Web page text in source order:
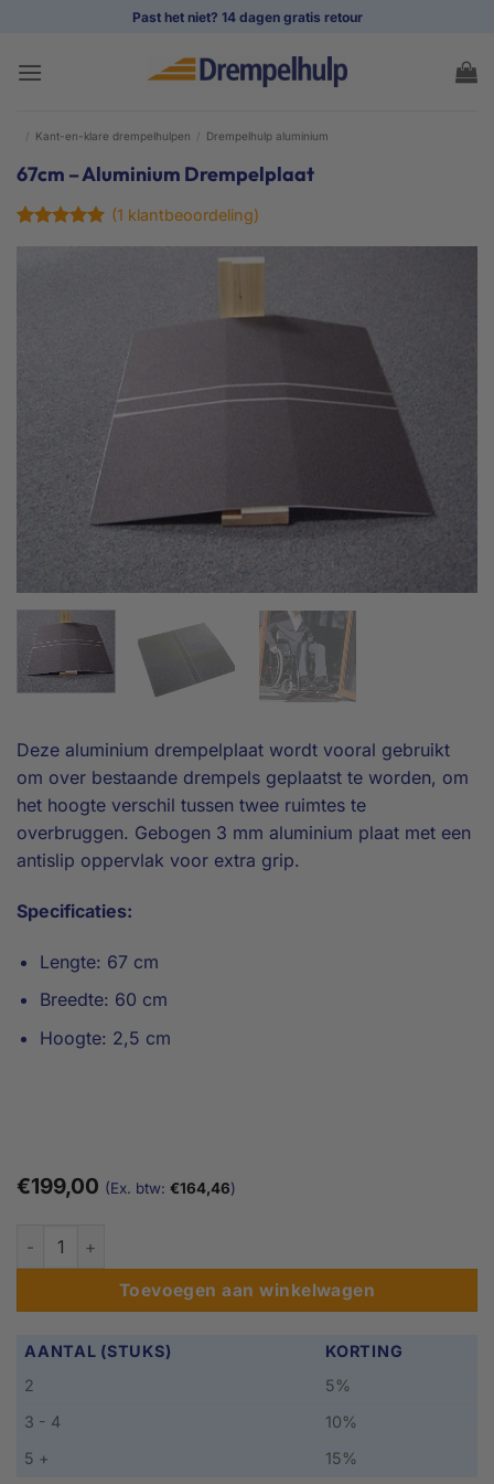
inhoud
Past het niet? 14 dagen gratis retour
/ Kant-en-klare drempelhulpen / Drempelhulp aluminium
67cm – Aluminium Drempelplaat
(1 klantbeoordeling)
Deze aluminium drempelplaat wordt vooral gebruikt
om over bestaande drempels geplaatst te worden, om
het hoogte verschil tussen twee ruimtes te
overbruggen. Gebogen 3 mm aluminium plaat met een
antislip oppervlak voor extra grip.
Specificaties:
Lengte: 67 cm
Breedte: 60 cm
Hoogte: 2,5 cm
€199,00 (Ex. btw: €164,46)
67cm - Aluminium Drempelplaat aantal
Toevoegen aan winkelwagen
AANTAL (STUKS)
KORTING
2
5%
3 - 4
10%
5 +
15%